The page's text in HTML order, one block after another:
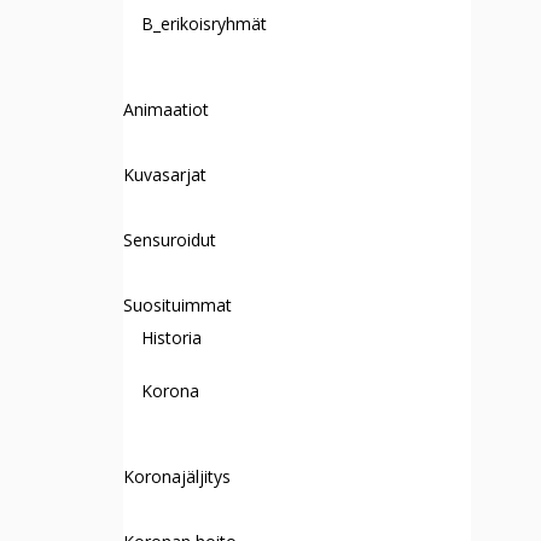
B_erikoisryhmät
Animaatiot
Kuvasarjat
Sensuroidut
Suosituimmat
Historia
Korona
Koronajäljitys